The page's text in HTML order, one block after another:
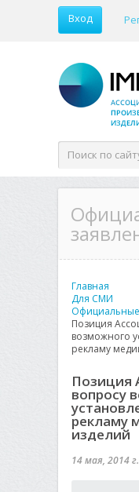
Вход
Главная
Для СМИ
Официальные
Позиция
возможного
рекламу
Позиция
вопросу
рекламу
изделий
14 мая, 2014 г.